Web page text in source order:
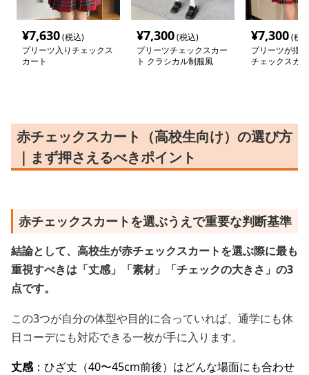
¥7,630(税込)
プリーツ入りチェックス
カート
¥7,300(税込)
プリーツチェックスカー
ト クラシカル制服風
¥7,300(税
プリーツが揺
チェックスカ
赤チェックスカート（高校生向け）の選び方
｜まず押さえるべきポイント
赤チェックスカートを選ぶうえで重要な判断基準
結論として、高校生が赤チェックスカートを選ぶ際に最も
重視すべきは「丈感」「素材」「チェックの大きさ」の3
点です。
この3つが自分の体型や目的に合っていれば、通学にも休
日コーデにも対応できる一枚が手に入ります。
丈感：ひざ丈（40〜45cm前後）はどんな場面にも合わせ